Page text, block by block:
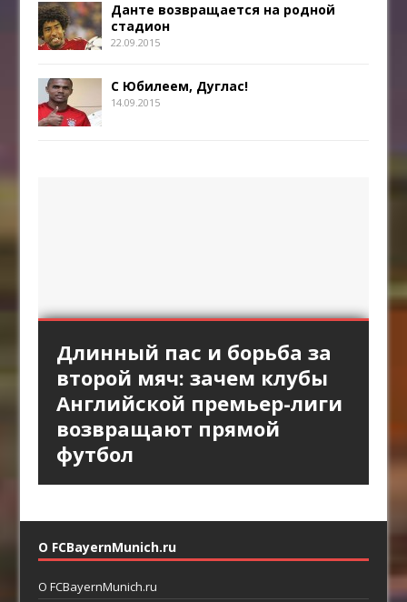
Данте возвращается на родной
стадион
22.09.2015
С Юбилеем, Дуглас!
14.09.2015
«Интер» против высокой
линии «Барселоны»:
пространство за защитой
как главный ресурс атаки
Длинный пас и борьба за
второй мяч: зачем клубы
Английской премьер-лиги
возвращают прямой
футбол
Стандарты «Арсенала»
как продолжение
позиционной атаки
Смена темпа в атаках
«Астон Виллы»: почему
резкое ускорение опаснее
долгого владения
«Брага» против
персонального прессинга:
как ротации освобождают
пространство между
линиями
О FCBayernMunich.ru
О FCBayernMunich.ru